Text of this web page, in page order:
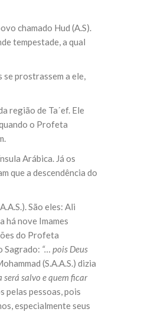
chamado Hud (A.S).
tempestade, a qual
prostrassem a ele,
região de Ta´ef. Ele
o Profeta
Arábica. Já os
que a descendência do
São eles: Ali
há nove Imames
do Profeta
Sagrado: “… pois Deus
(S.A.A.S.) dizia
salvo e quem ficar
pelas pessoas, pois
especialmente seus